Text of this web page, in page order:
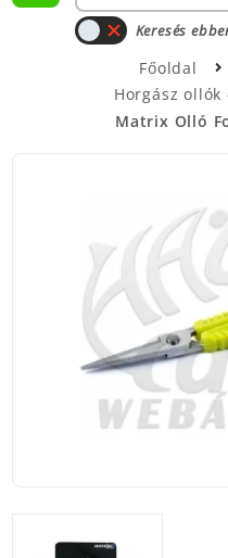
Keresés
Főoldal
Horgász ollók
Matrix Olló